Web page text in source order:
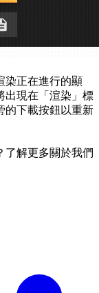
染正在進行的顯
出現在「渲染」標
的下載按鈕以重新
了解更多關於我們